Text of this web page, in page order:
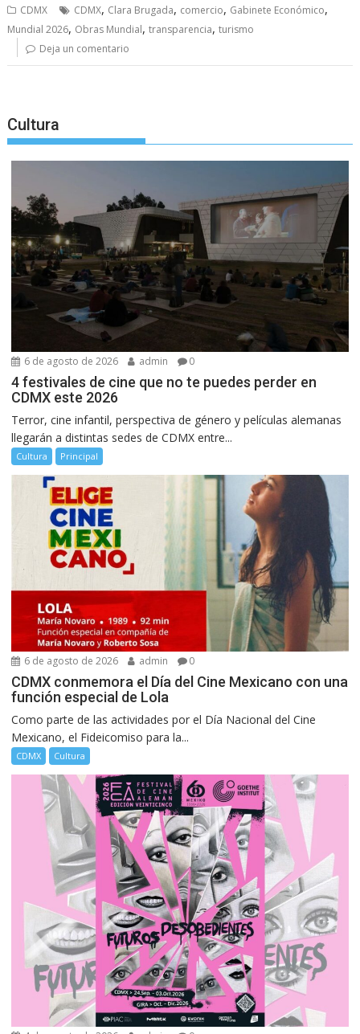
CDMX CDMX, Clara Brugada, comercio, Gabinete Económico,
Mundial 2026, Obras Mundial,transparencia,turismo
Deja un comentario
Cultura
6 de agosto de 2026 admin 0
4 festivales de cine que no te puedes perder en
CDMX este 2026
Terror, cine infantil, perspectiva de género y películas alemanas
llegarán a distintas sedes de CDMX entre...
Cultura Principal
6 de agosto de 2026 admin 0
CDMX conmemora el Día del Cine Mexicano con una
función especial de Lola
Como parte de las actividades por el Día Nacional del Cine
Mexicano, el Fideicomiso para la...
CDMX Cultura